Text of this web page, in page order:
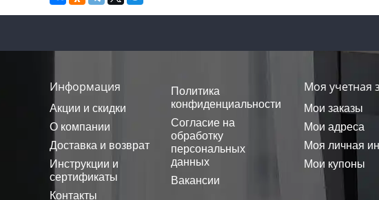
Информация
Акции и скидки
О компании
Доставка и возврат
Инструкции и
сертификаты
Контакты
Политика
конфиденциальности
Согласие на
обработку
персональных
данных
Вакансии
Моя учетная
Мои заказы
Мои адреса
Моя личная
Мои купоны